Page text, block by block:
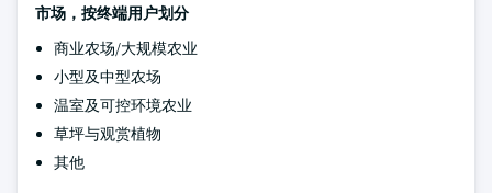
市场，按终端用户划分
商业农场/大规模农业
小型及中型农场
温室及可控环境农业
草坪与观赏植物
其他